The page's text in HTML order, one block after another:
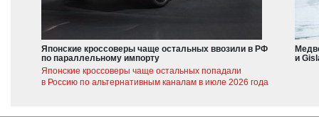
Японские кроссоверы чаще остальных ввозили в РФ
по параллельному импорту
Японские кроссоверы чаще остальных попадали
в Россию по альтернативным каналам в июле 2026 года
и